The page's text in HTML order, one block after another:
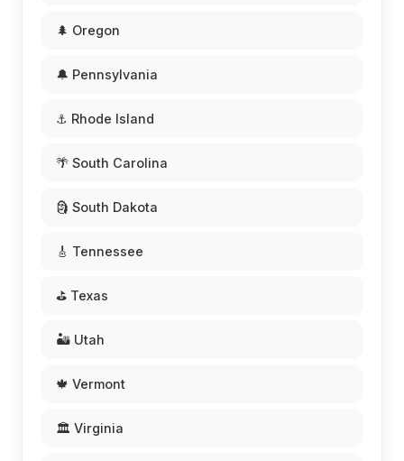
🌲 Oregon
🔔 Pennsylvania
⚓ Rhode Island
🌴 South Carolina
🗿 South Dakota
🎸 Tennessee
⛳ Texas
🏜️ Utah
🍁 Vermont
🏛️ Virginia